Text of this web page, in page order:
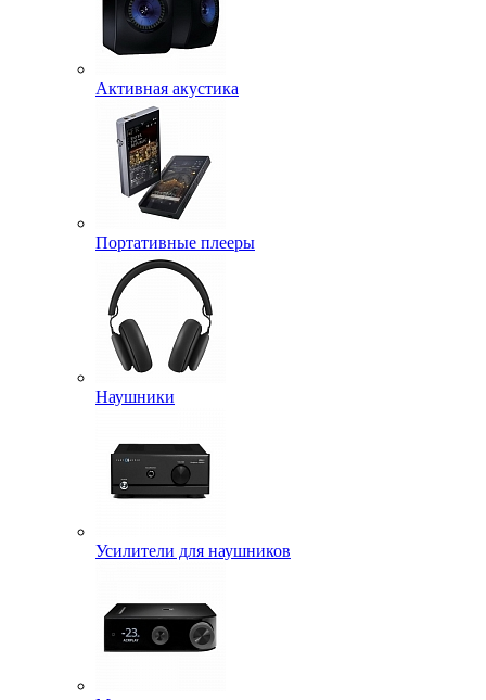
Активная акустика
Портативные плееры
Наушники
Усилители для наушников